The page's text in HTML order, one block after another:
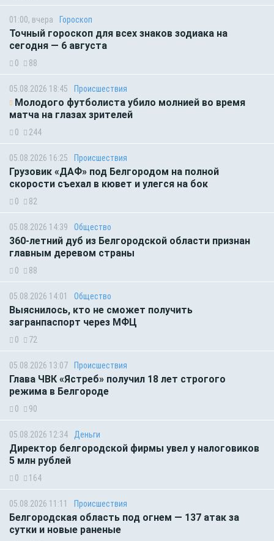
01:00, вчера Гороскоп
Точный гороскоп для всех знаков зодиака на
сегодня — 6 августа
0 88
05.08.2026 18:45 Происшествия
Молодого футболиста убило молнией во время
матча на глазах зрителей
0 244
05.08.2026 16:25 Происшествия
Грузовик «ДАФ» под Белгородом на полной
скорости съехал в кювет и улегся на бок
0 82
05.08.2026 14:39 Общество
360-летний дуб из Белгородской области признан
главным деревом страны
0 88
05.08.2026 14:01 Общество
Выяснилось, кто не сможет получить
загранпаспорт через МФЦ
0 72
05.08.2026 13:07 Происшествия
Глава ЧВК «Ястреб» получил 18 лет строгого
режима в Белгороде
0 90
05.08.2026 12:34 Деньги
Директор белгородской фирмы увел у налоговиков
5 млн рублей
0 164
05.08.2026 11:11 Происшествия
Белгородская область под огнем — 137 атак за
сутки и новые раненые